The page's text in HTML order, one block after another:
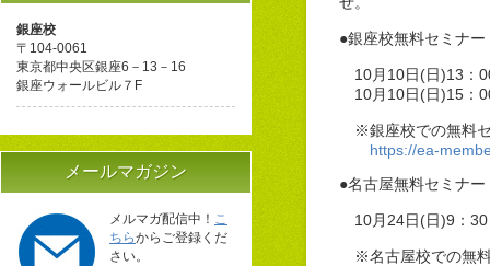
●銀座校無料セミナ
10月10日(日)13：
10月10日(日)15：
※銀座校での無料セ
https://ea-
●名古屋無料セミナ
10月24日(日)9：30
※名古屋校での無料
銀座校
〒104-0061
東京都中央区銀座6－13－16
銀座ウォールビル７F
メールマガジン
メルマガ配信中！ こ
ちらからご登録くだ
さい。